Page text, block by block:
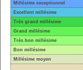
Millésime exceptionnel
Excellent millésime
Très grand millésime
Grand millésime
Très bon millésime
Bon millésime
Millésime moyen